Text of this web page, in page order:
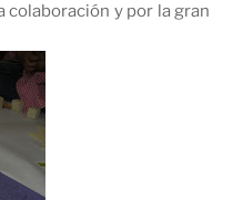
colaboración y por la gran